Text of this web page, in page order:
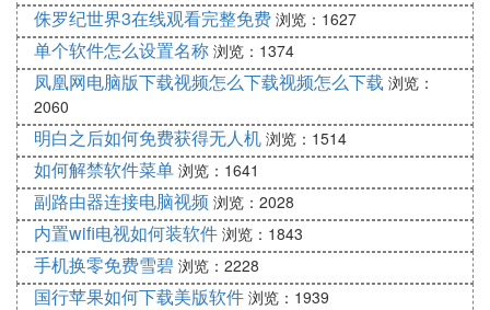
侏罗纪世界3在线观看完整免费 浏览：1627
单个软件怎么设置名称 浏览：1374
凤凰网电脑版下载视频怎么下载视频怎么下载 浏览：
2060
明白之后如何免费获得无人机 浏览：1514
如何解禁软件菜单 浏览：1641
副路由器连接电脑视频 浏览：2028
内置wifi电视如何装软件 浏览：1843
手机换零免费雪碧 浏览：2228
国行苹果如何下载美版软件 浏览：1939